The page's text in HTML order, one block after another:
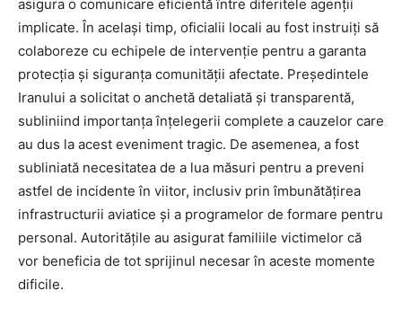
asigura o comunicare eficientă între diferitele agenții
implicate. În același timp, oficialii locali au fost instruiți să
colaboreze cu echipele de intervenție pentru a garanta
protecția și siguranța comunității afectate. Președintele
Iranului a solicitat o anchetă detaliată și transparentă,
subliniind importanța înțelegerii complete a cauzelor care
au dus la acest eveniment tragic. De asemenea, a fost
subliniată necesitatea de a lua măsuri pentru a preveni
astfel de incidente în viitor, inclusiv prin îmbunătățirea
infrastructurii aviatice și a programelor de formare pentru
personal. Autoritățile au asigurat familiile victimelor că
vor beneficia de tot sprijinul necesar în aceste momente
dificile.